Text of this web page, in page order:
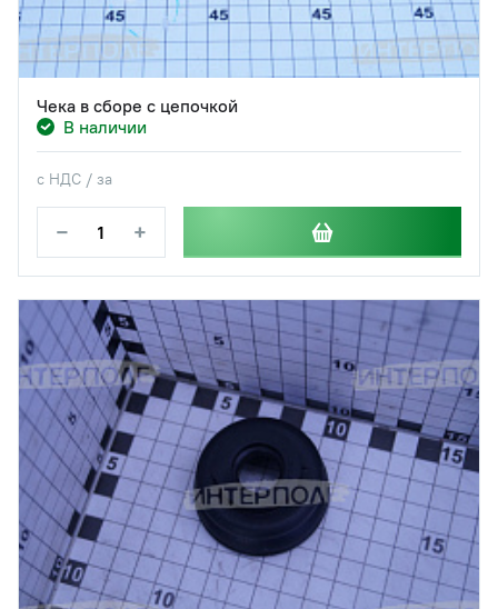
Чека в сборе с цепочкой
В наличии
с НДС / за
− +